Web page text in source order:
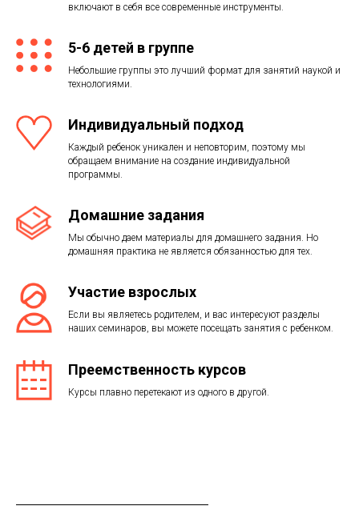
включают в себя все современные инструменты.
5-6 детей в группе
Небольшие группы это лучший формат для занятий наукой и
технологиями.
Индивидуальный подход
Каждый ребенок уникален и неповторим, поэтому мы
обращаем внимание на создание индивидуальной
программы.
Домашние задания
Мы обычно даем материалы для домашнего задания. Но
домашняя практика не является обязанностью для тех.
Участие взрослых
Если вы являетесь родителем, и вас интересуют разделы
наших семинаров, вы можете посещать занятия с ребенком.
Преемственность курсов
Курсы плавно перетекают из одного в другой.